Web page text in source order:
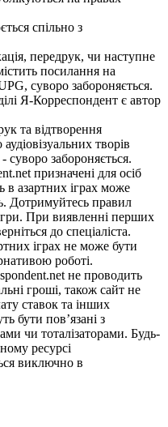
спільно з
передрук, чи наступне
посилання на
суворо забороняється.
Я-Корреспондент є автор
та відтворення
творів
суворо забороняється.
призначені для осіб
в азартних іграх може
Дотримуйтесь правил
гри. При виявленні перших
до спеціаліста.
іграх не може бути
роботі.
не проводить
гроші, також сайт не
ставок та інших
бути пов’язані з
чи тоталізаторами. Будь-
ресурсі
виключно в